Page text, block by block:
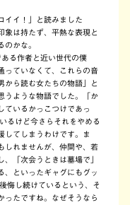
イイ！」と読みました
象は持たず、平熱な表現と
のかな。
る作者と近い世代の僕
っていなくて、これらの音
から読む女たちの物語」と
うような物語でした。「か
ているかっこつけであっ
るけど今さらそれをやめる
してしまうわけです。ま
しれませんが、仲間や、若
、「次会うときは墓場で」
、といったギャグにもグッ
悔し続けているという、そ
ったですね。なぜそうなら